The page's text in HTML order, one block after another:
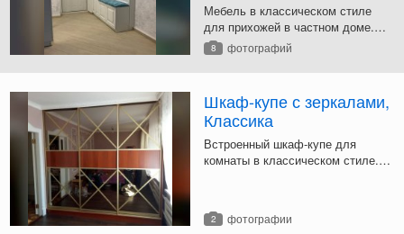
Мебель в классическом стиле
для прихожей в частном доме.
Шкаф-купе с зеркальными
дверями, белый корпус +
каретной стяжкой.
8 фотографий
Шкаф-купе с зеркалами,
Классика
Встроенный шкаф-купе для
комнаты в классическом стиле.
корпусе шкафа предусмотрены
отверстия для труб отопления,
2 фотографии